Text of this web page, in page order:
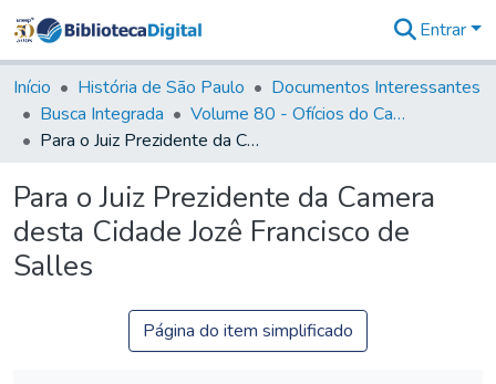
&
Coleções
Tudo na
Biblioteca
Estatísticas
Entrar
Início História de São Paulo
Documentos Interessantes
Busca Integrada
Volume 80 - Ofícios do Capitão General Martim Lopes Lobo de Saldanha (1777-1780)
Para o Juiz Prezidente da Camera desta Cidade Jozê Francisco de Salles
Para o Juiz Prezidente da Camera
desta Cidade Jozê Francisco de
Salles
Página do item simplificado